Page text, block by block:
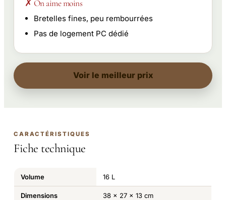
✗ On aime moins
Bretelles fines, peu rembourrées
Pas de logement PC dédié
Voir le meilleur prix
CARACTÉRISTIQUES
Fiche technique
Volume 16 L
Dimensions 38 x 27 x 13 cm